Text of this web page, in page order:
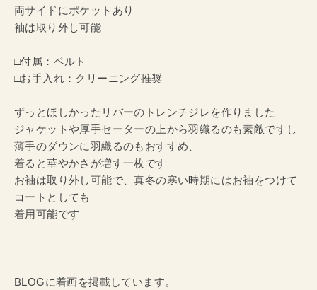
両サイドにポケットあり
袖は取り外し可能
□付属：ベルト
□お手入れ：クリーニング推奨
ずっとほしかったリバーのトレンチジレを作りました
ジャケットや厚手セーターの上から羽織るのも素敵ですし
薄手のダウンに羽織るのもおすすめ、
着ると華やかさが増す一枚です
お袖は取り外し可能で、真冬の寒い時期にはお袖をつけて
コートとしても
着用可能です
BLOGに着画を掲載しています。